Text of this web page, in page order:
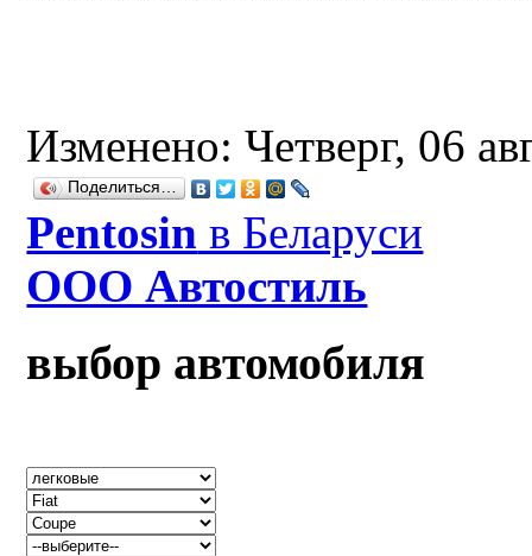
Изменено: Четверг, 06
Поделиться…
Рentosin в Беларуси
ООО Автостиль
выбор автомобиля